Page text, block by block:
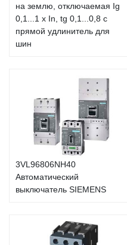
на землю, отключаемая Ig
0,1...1 x In, tg 0,1...0,8 с
прямой удлинитель для
шин
3VL96806NH40
Автоматический
выключатель SIEMENS